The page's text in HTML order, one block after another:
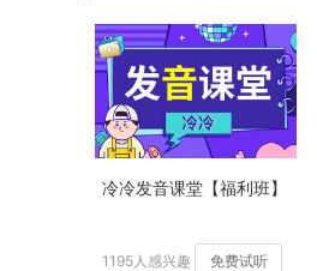
冷冷发音课堂【福利班】
1195人感兴趣 免费试听